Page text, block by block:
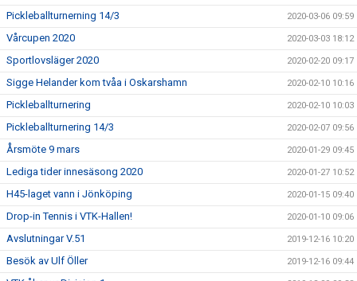
Pickleballturnerning 14/3 2020-03-06 09:59
Vårcupen 2020 2020-03-03 18:12
Sportlovsläger 2020 2020-02-20 09:17
Sigge Helander kom tvåa i Oskarshamn 2020-02-10 10:16
Pickleballturnering 2020-02-10 10:03
Pickleballturnering 14/3 2020-02-07 09:56
Årsmöte 9 mars 2020-01-29 09:45
Lediga tider innesäsong 2020 2020-01-27 10:52
H45-laget vann i Jönköping 2020-01-15 09:40
Drop-in Tennis i VTK-Hallen! 2020-01-10 09:06
Avslutningar V.51 2019-12-16 10:20
Besök av Ulf Öller 2019-12-16 09:44